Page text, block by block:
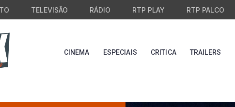
TELEVISÃO RÁDIO RTP PLAY RTP PALCO
CINEMA ESPECIAIS CRITICA TRAILERS